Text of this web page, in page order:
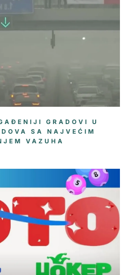
GRADOVI U
SA NAJVEĆIM
VAZUHA